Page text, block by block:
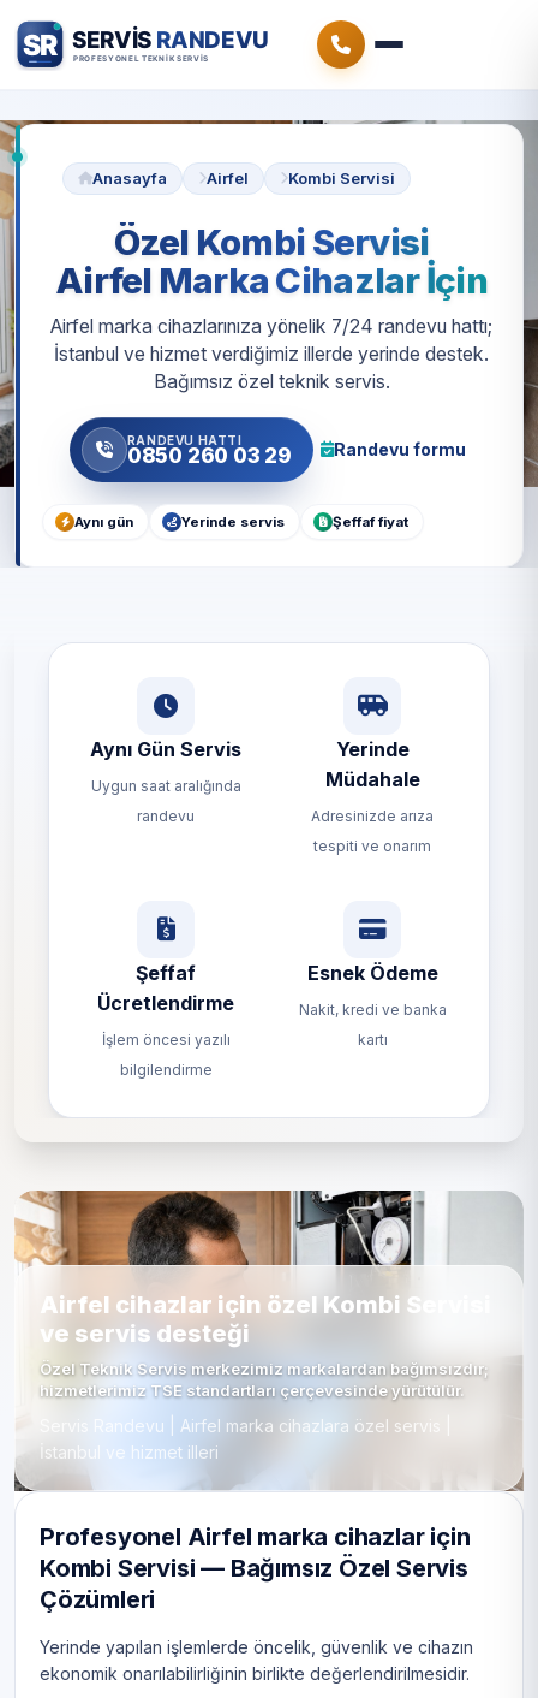
Anasayfa Airfel Kombi Servisi
Özel Kombi Servisi
Airfel Marka Cihazlar İçin
Airfel marka cihazlarınıza yönelik 7/24 randevu hattı;
İstanbul ve hizmet verdiğimiz illerde yerinde destek.
Bağımsız özel teknik servis.
RANDEVU HATTI
0850 260 03 29 Randevu formu
Aynı gün Yerinde servis Şeffaf fiyat
Aynı Gün Servis
Uygun saat aralığında
randevu
Yerinde
Müdahale
Adresinizde arıza
tespiti ve onarım
Şeffaf
Ücretlendirme
İşlem öncesi yazılı
bilgilendirme
Esnek Ödeme
Nakit, kredi ve banka
kartı
Airfel cihazlar için özel Kombi Servisi
ve servis desteği
Özel Teknik Servis merkezimiz markalardan bağımsızdır;
hizmetlerimiz TSE standartları çerçevesinde yürütülür.
Servis Randevu | Airfel marka cihazlara özel servis |
İstanbul ve hizmet illeri
Profesyonel Airfel marka cihazlar için
Kombi Servisi — Bağımsız Özel Servis
Çözümleri
Yerinde yapılan işlemlerde öncelik, güvenlik ve cihazın
ekonomik onarılabilirliğinin birlikte değerlendirilmesidir.